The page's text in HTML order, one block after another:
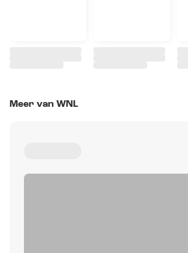
Meer van WNL